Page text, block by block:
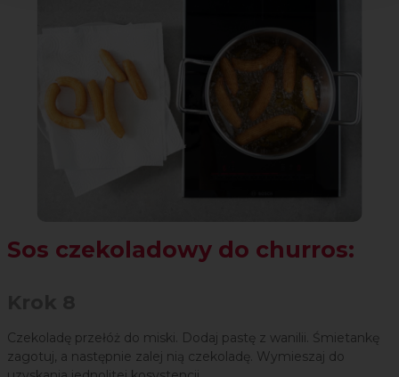
Sos czekoladowy do churros:
Czekoladę przełóż do miski. Dodaj pastę z wanilii. Śmietankę
zagotuj, a następnie zalej nią czekoladę. Wymieszaj do